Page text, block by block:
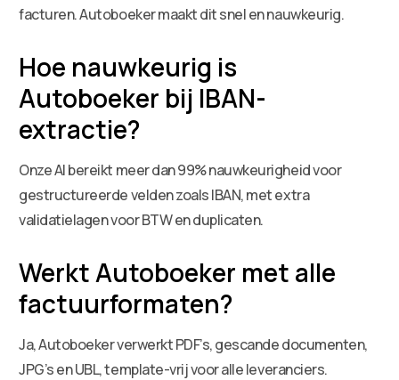
facturen. Autoboeker maakt dit snel en nauwkeurig.
Hoe nauwkeurig is
Autoboeker bij IBAN-
extractie?
Onze AI bereikt meer dan 99% nauwkeurigheid voor
gestructureerde velden zoals IBAN, met extra
validatielagen voor BTW en duplicaten.
Werkt Autoboeker met alle
factuurformaten?
Ja, Autoboeker verwerkt PDF’s, gescande documenten,
JPG’s en UBL, template-vrij voor alle leveranciers.